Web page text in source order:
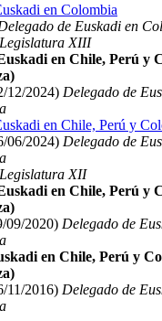
en Colombia
de Euskadi en
Legislatura XIII
en Chile, Perú y
12/2024) Delegado de
en Chile, Perú y
06/2024) Delegado de
Legislatura XII
en Chile, Perú y
09/2020) Delegado de
en Chile, Perú y
11/2016) Delegado de